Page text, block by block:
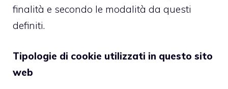
finalità e secondo le modalità da questi
definiti.
Tipologie di cookie utilizzati in questo sito
web